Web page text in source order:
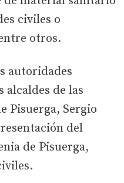
civiles o
otros.
autoridades
de las
Pisuerga, Sergio
del
de Pisuerga,